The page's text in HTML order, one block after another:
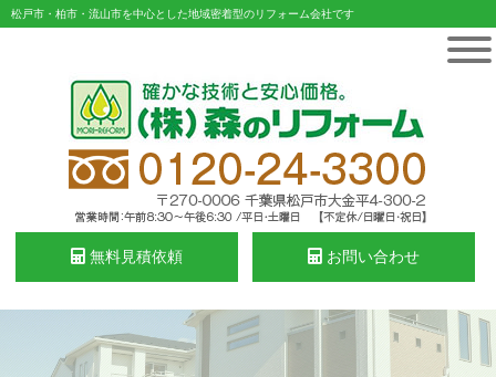
松戸市・柏市・流山市を中心とした地域密着型のリフォーム会社です
無料見積依頼 お問い合わせ